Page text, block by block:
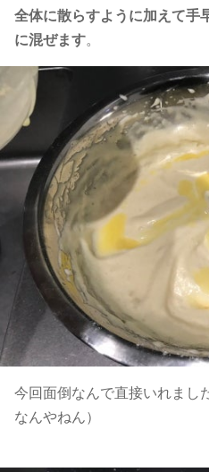
全体に散らすように加えて手
に混ぜます。
今回面倒なんで直接いれまし
なんやねん）